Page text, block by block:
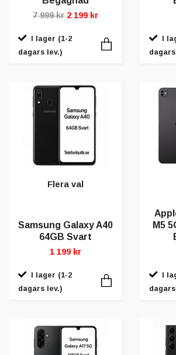
7 999 kr 2 199 kr
I lager (1-2
dagars lev.)
I
Flera val
Samsung Galaxy A40
64GB Svart
1 199 kr
I lager (1-2
dagars lev.)
M5
I